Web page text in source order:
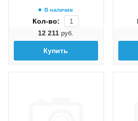
В наличии
Кол-во:
12 211руб.
Купить